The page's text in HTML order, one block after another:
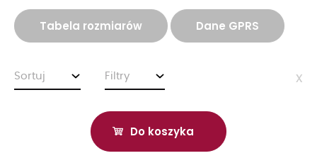
Tabela rozmiarów Dane GPRS
Sortuj Filtry x
Do koszyka